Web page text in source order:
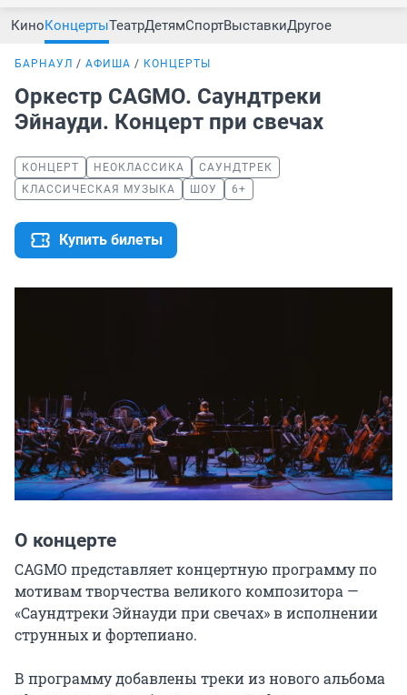
КиноКонцертыТеатрДетямСпортВыставкиДругое
БАРНАУЛ АФИША КОНЦЕРТЫ
Оркестр CAGMO. Саундтреки
Эйнауди. Концерт при свечах
КОНЦЕРТ НЕОКЛАССИКА
САУНДТРЕК
КЛАССИЧЕСКАЯ МУЗЫКА
ШОУ 6+
Купить билеты
О концерте
CAGMO представляет концертную программу по
мотивам творчества великого композитора —
«Саундтреки Эйнауди при свечах» в исполнении
струнных и фортепиано.
В программу добавлены треки из нового альбома